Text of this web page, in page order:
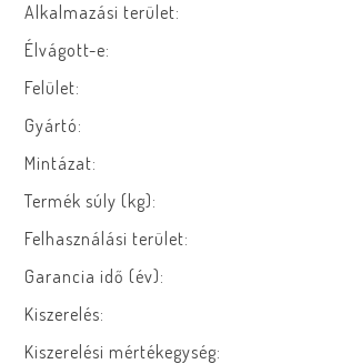
Alkalmazási terület:
Élvágott-e:
Felület:
Gyártó:
Mintázat:
Termék súly (kg):
Felhasználási terület:
Garancia idő (év):
Kiszerelés:
Kiszerelési mértékegység: